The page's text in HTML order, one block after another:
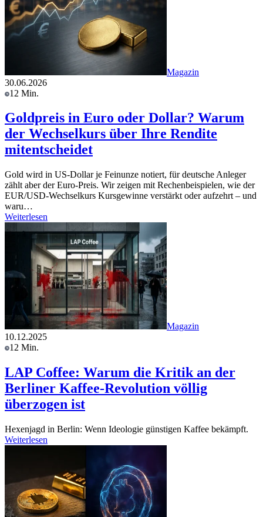
Magazin
30.06.2026
12 Min.
Goldpreis in Euro oder Dollar? Warum
der Wechselkurs über Ihre Rendite
mitentscheidet
Gold wird in US-Dollar je Feinunze notiert, für deutsche Anleger
zählt aber der Euro-Preis. Wir zeigen mit Rechenbeispielen, wie der
EUR/USD-Wechselkurs Kursgewinne verstärkt oder aufzehrt – und
waru…
Weiterlesen
Magazin
10.12.2025
12 Min.
LAP Coffee: Warum die Kritik an der
Berliner Kaffee-Revolution völlig
überzogen ist
Hexenjagd in Berlin: Wenn Ideologie günstigen Kaffee bekämpft.
Weiterlesen